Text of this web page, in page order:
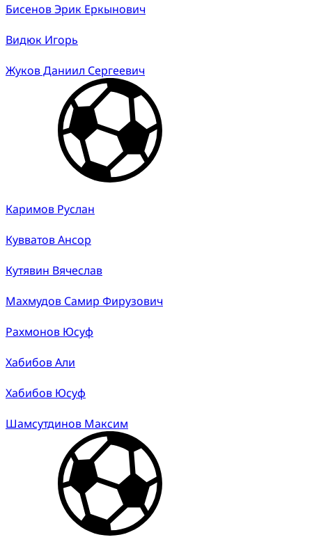
Бисенов Эрик Еркынович
Видюк Игорь
Жуков Даниил Сергеевич
Каримов Руслан
Кувватов Ансор
Кутявин Вячеслав
Махмудов Самир Фирузович
Рахмонов Юсуф
Хабибов Али
Хабибов Юсуф
Шамсутдинов Максим